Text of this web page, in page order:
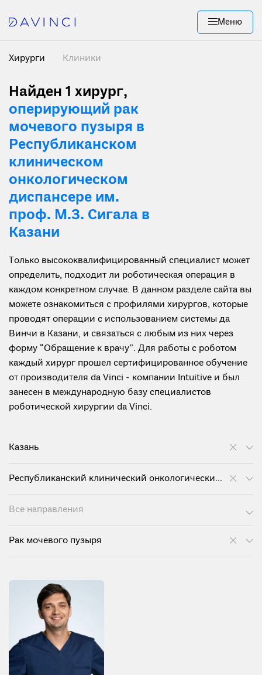
Меню
Хирурги Клиники
Найден 1 хирург,
оперирующий рак
мочевого пузыря в
Республиканском
клиническом
онкологическом
диспансере им.
проф. М.З. Сигала в
Казани
Только высококвалифицированный специалист может
определить, подходит ли роботическая операция в
каждом конкретном случае. В данном разделе сайта вы
можете ознакомиться с профилями хирургов, которые
проводят операции с использованием системы да
Винчи в Казани, и связаться с любым из них через
форму “Обращение к врачу”. Для работы с роботом
каждый хирург прошел сертифицированное обучение
от производителя da Vinci - компании Intuitive и был
занесен в международную базу специалистов
роботической хирургии da Vinci.
Казань
Республиканский клинический онкологический диспансер им. проф. М.З. Сигала
Все направления
Рак мочевого пузыря